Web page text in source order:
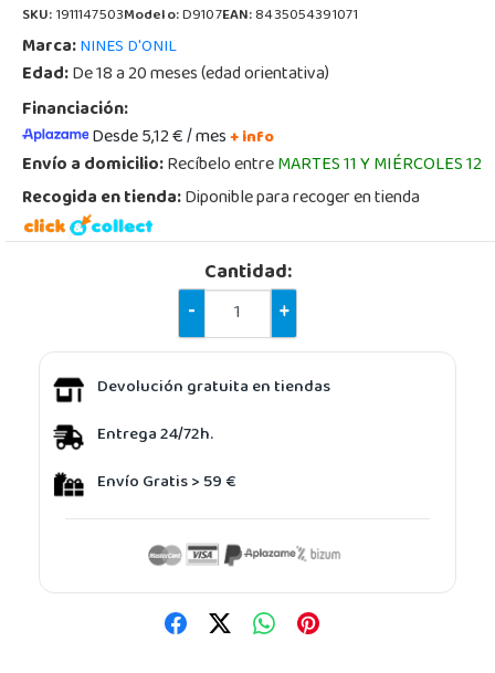
SKU:1911147503Modelo:D9107EAN:8435054391071
Marca:NINES D'ONIL
Edad:De 18 a 20 meses (edad orientativa)
Financiación:
Desde 5,12 € / mes+ info
Envío a domicilio:Recíbelo entreMARTES 11 Y MIÉRCOLES 12
Recogida en tienda:Diponible para recoger en tienda
Cantidad:
-
+
Devolución gratuita en tiendas
Entrega 24/72h.
Envío Gratis > 59 €